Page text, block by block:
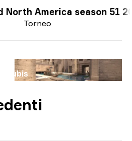
Torneo
North America season 51
Anubis